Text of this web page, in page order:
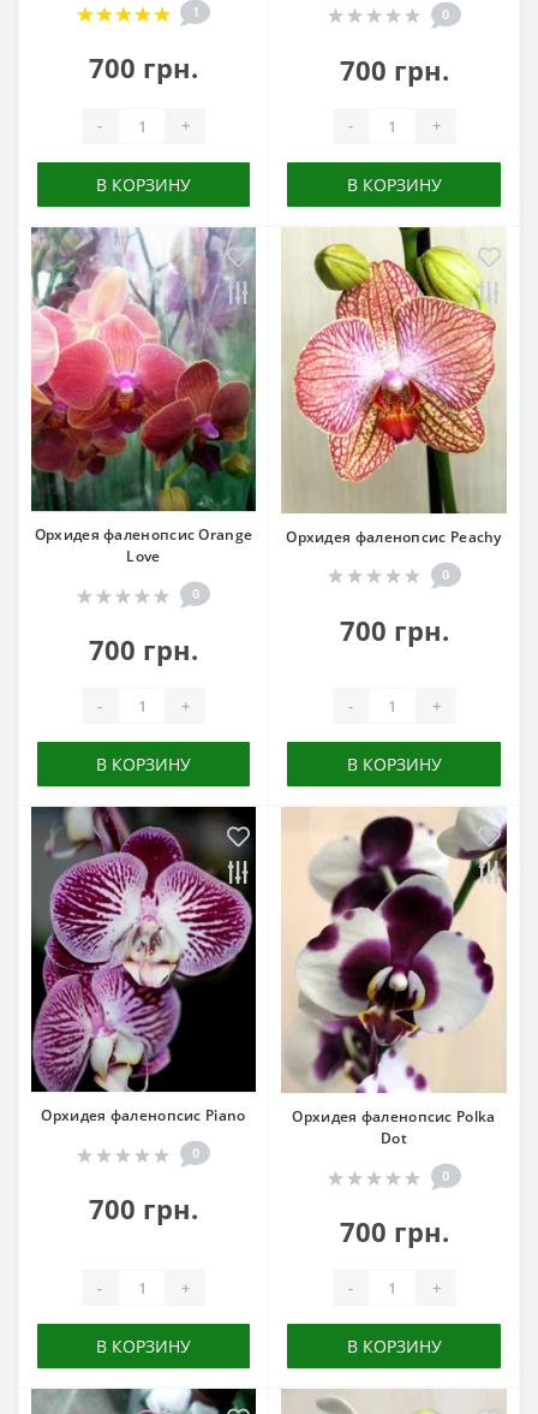
1
700 грн.
- +
В КОРЗИНУ
0
700 грн.
- +
В КОРЗИНУ
Орхидея фаленопсис Orange
Love
0
700 грн.
- +
В КОРЗИНУ
Орхидея фаленопсис Peachy
0
700 грн.
- +
В КОРЗИНУ
Орхидея фаленопсис Piano
0
700 грн.
- +
В КОРЗИНУ
Орхидея фаленопсис Polka
Dot
0
700 грн.
- +
В КОРЗИНУ